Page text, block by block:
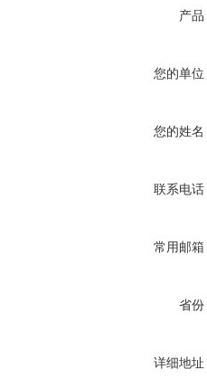
产品
您的单位
您的姓名
联系电话
常用邮箱
省份
详细地址